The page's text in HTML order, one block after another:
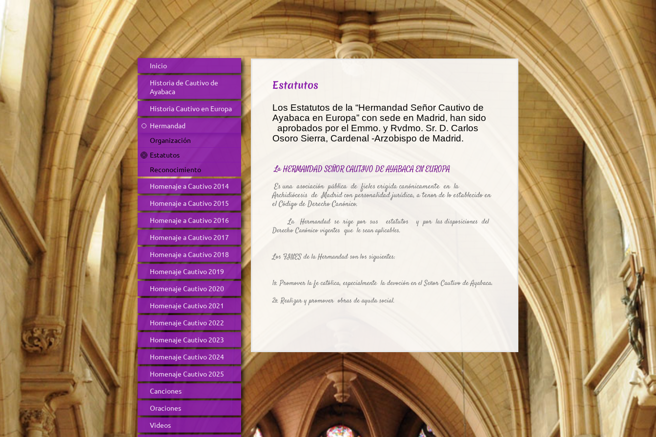
Inicio
Historia de Cautivo de
Ayabaca
Historia Cautivo en Europa
Hermandad
Organización
Estatutos
Reconocimiento
Homenaje a Cautivo 2014
Homenaje a Cautivo 2015
Homenaje a Cautivo 2016
Homenaje a Cautivo 2017
Homenaje a Cautivo 2018
Homenaje Cautivo 2019
Homenaje Cautivo 2020
Homenaje Cautivo 2021
Homenaje Cautivo 2022
Homenaje Cautivo 2023
Homenaje Cautivo 2024
Homenaje Cautivo 2025
Canciones
Oraciones
Videos
Estatutos
Los Estatutos de la “Hermandad Señor Cautivo de
Ayabaca en Europa” con sede en Madrid, han sido
aprobados por el Emmo. y Rvdmo. Sr. D. Carlos
Osoro Sierra, Cardenal -Arzobispo de Madrid.
La HERMANDAD SEÑOR CAUTIVO DE AYABACA EN EUROPA
Es una asociación pública de fieles erigida canónicamente en la
Archidiócesis de Madrid con personalidad jurídica, a tenor de lo establecido en
el Código de Derecho Canónico.
La Hermandad se rige por sus estatutos y por las disposiciones del
Derecho Canónico vigentes que le sean aplicables.
Los FINES de la Hermandad son los siguientes:
1º. Promover la fe católica, especialmente la devoción en el Señor Cautivo de Ayabaca.
2º. Realizar y promover obras de ayuda social.